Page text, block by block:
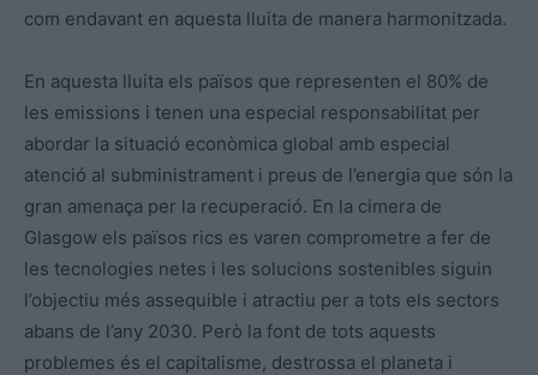
com endavant en aquesta lluita de manera harmonitzada.
En aquesta lluita els països que representen el 80% de
les emissions i tenen una especial responsabilitat per
abordar la situació econòmica global amb especial
atenció al subministrament i preus de l’energia que són la
gran amenaça per la recuperació. En la cimera de
Glasgow els països rics es varen comprometre a fer de
les tecnologies netes i les solucions sostenibles siguin
l’objectiu més assequible i atractiu per a tots els sectors
abans de l’any 2030. Però la font de tots aquests
problemes és el capitalisme, destrossa el planeta i